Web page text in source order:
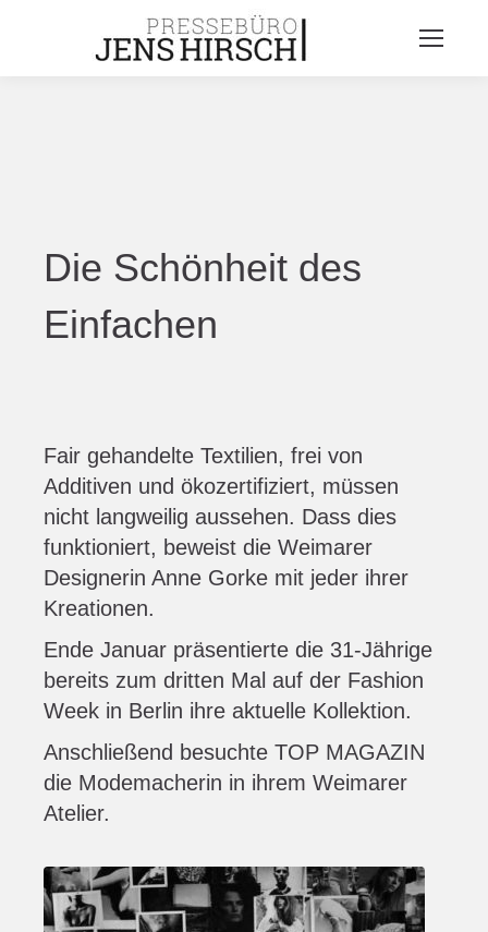
Die Schönheit des
Einfachen
Fair gehandelte Textilien, frei von
Additiven und ökozertifiziert, müssen
nicht langweilig aussehen. Dass dies
funktioniert, beweist die Weimarer
Designerin Anne Gorke mit jeder ihrer
Kreationen.
Ende Januar präsentierte die 31-Jährige
bereits zum dritten Mal auf der Fashion
Week in Berlin ihre aktuelle Kollektion.
Anschließend besuchte TOP MAGAZIN
die Modemacherin in ihrem Weimarer
Atelier.